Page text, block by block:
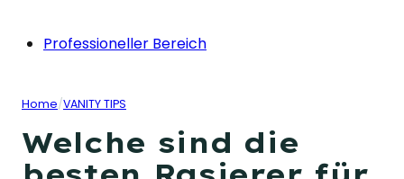
Professioneller Bereich
Home/VANITY TIPS
Welche sind die